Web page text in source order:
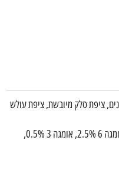
שמנים ושומנים, ציפת סלק מיובשת, ציפת עולש
מרכיבים אנליטיים: חלבון גולמי 24%, שומן גולמי 12%, סיבים גולמיים 3%, אפר גולמי 8.5%, סידן 1.6%, זרחן 1.2%, אומגה 6 2.5%, אומגה 3 0.5%,